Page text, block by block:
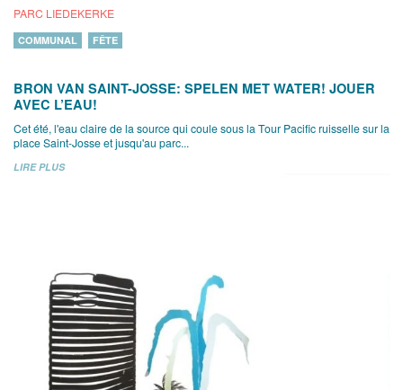
PARC LIEDEKERKE
COMMUNAL FÊTE
BRON VAN SAINT-JOSSE: SPELEN MET WATER! JOUER
AVEC L’EAU!
Cet été, l'eau claire de la source qui coule sous la Tour Pacific ruisselle sur la
place Saint-Josse et jusqu'au parc...
LIRE PLUS